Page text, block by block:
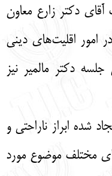
دکتر زارع معاون
امور اقلیت‌های دینی
دکتر مالمیر نیز
شده ابراز ناراحتی و
مختلف موضوع مورد